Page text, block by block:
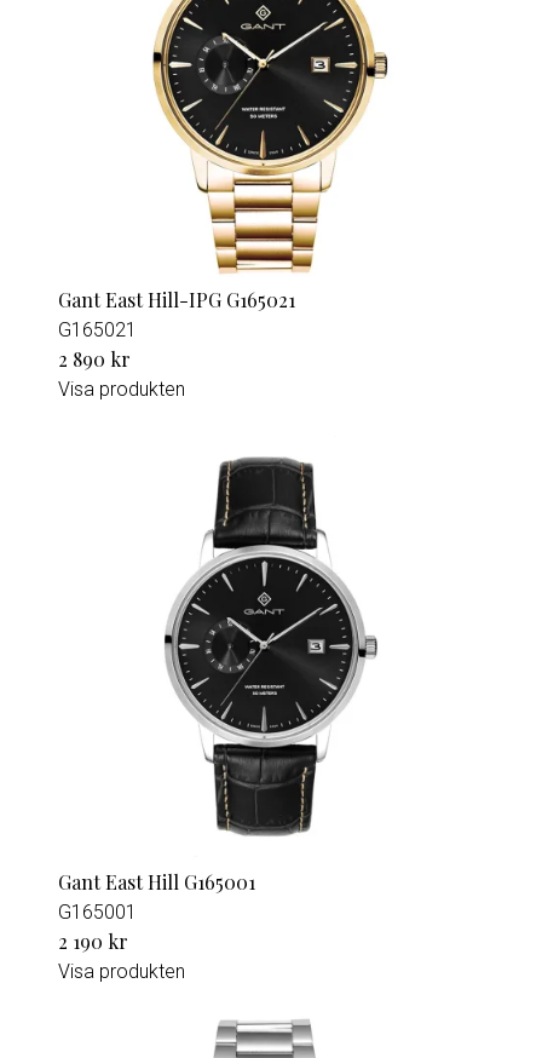
Gant East Hill-IPG G165021
G165021
2 890 kr
Visa produkten
Gant East Hill G165001
G165001
2 190 kr
Visa produkten